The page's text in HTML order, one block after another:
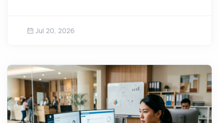
Jul 20, 2026